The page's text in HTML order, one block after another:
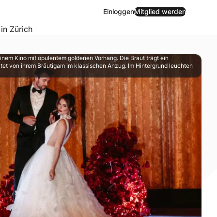
EinloggenMitglied werden
Zürich
euren besonderen Moment zu einem Erlebnis für alle.
Kino mit opulentem goldenen Vorhang. Die Braut trägt ein
von ihrem Bräutigam im klassischen Anzug. Im Hintergrund leuchten